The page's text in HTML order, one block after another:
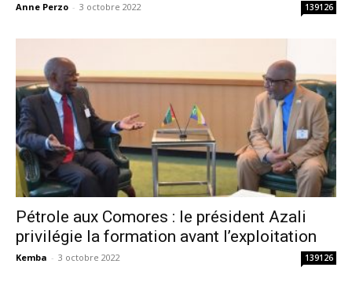
Anne Perzo - 3 octobre 2022 139126
Pétrole aux Comores : le président Azali
privilégie la formation avant l’exploitation
Kemba - 3 octobre 2022 139126